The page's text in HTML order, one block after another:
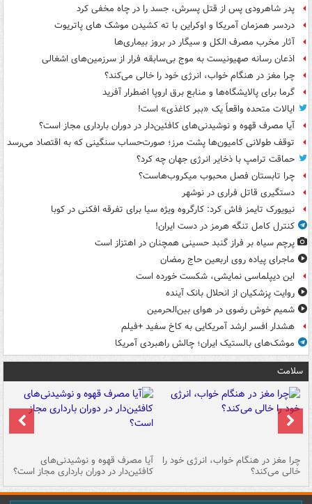
پدر شاهرودی پس از قتل پسرش، جسد را در چاه مخفی کرد
دردسر همزمان آمریکا و اوکراین با ته کشیدن موشک های پاتریوت
آثار مخرب مصرف الکل و سیگار در بروز بیماری‌ها
اذعان رسانه صهیونیست به موج بی‌سابقه فرار از سرزمین‌های اشغالی
چرا مغز در هنگام خواب، انرژی خود را خالی می‌کند؟
گرما برای پالایشگاه‌ها و منابع برق اروپا اضطرار آفرید
ایالات متحده واقعاً یک «ببر کاغذی» است!
آیا مصرف قهوه و نوشیدنی‌های کافئین‌دار در دوران بارداری مجاز است؟
توقف طولانی کامیون‌ها پشت مرز؛ صورت‌حساب سنگینی که به اقتصاد می‌رسد
حماقت ترامپ با ذخایر انرژی جهان چه کرد؟
چرا تابستان فصل محبوب میکروب‌هاست؟
دستگیری قاتل فراری در نوشهر
نیویورک تایمز فاش کرد: کارگروه ویژه سیا برای تفرقه افکنی در کوبا
کنترل کامل تنگه هرمز در دست ایران!
پرچم سیاه بر فراز گنبد حسینی همچنان در اهتزاز است
ماجرای پیاده روی اربعین حاج رمضان
این دیپلماسی نمایشی، شکست خورده است
روایت پزشکیان از انحلال بانک آینده
شمیم خوش رضوی در هوای بین‌الحرمین
هشدار افسر ارشد آمریکایی به کاخ سفید +فیلم
موشک‌های بالستیک ایران؛ چالش راهبردی آمریکا
سلامت
چرا مغز در هنگام خواب، انرژی خود را
خالی می‌کند؟
آیا مصرف قهوه و نوشیدنی‌های
کافئین‌دار در دوران بارداری مجاز است؟